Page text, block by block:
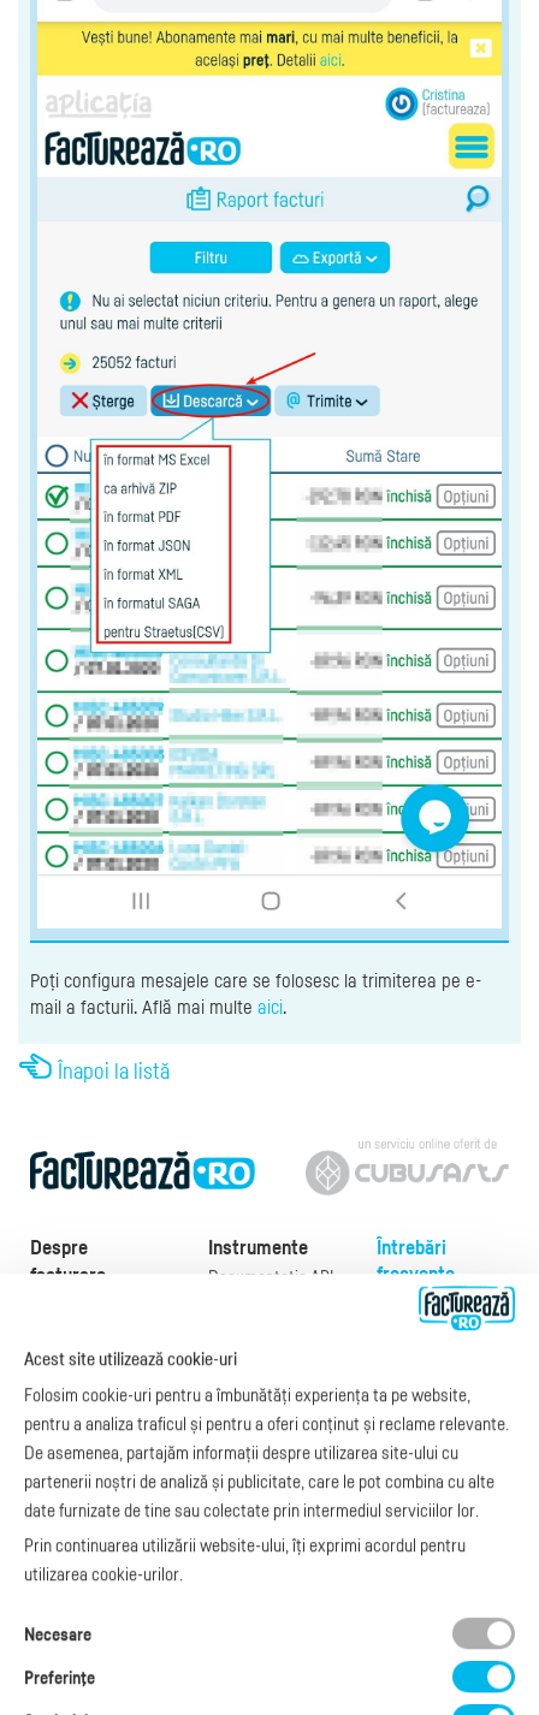
Poți configura mesajele care se folosesc la trimiterea pe e-
mail a facturii. Află mai multe aici.
Înapoi la listă
Despre
facturare
Exemple de facturi
Model factură
Manual de
facturare
Legislaţie facturi
Facturare online
blog.factureaza.ro
Instrumente
Documentație API
e-Factura B2C
API e-Factura
e-Transport
Integrare Stripe
Integrare
SmartFintech
Integrare PrestaShop
Întrebări
frecvente
Despre noi
ajutor?
L-V: 09:00 - 17:00
0368 409 233
Acest site utilizează cookie-uri
Folosim cookie-uri pentru a îmbunătăți experiența ta pe website,
pentru a analiza traficul și pentru a oferi conținut și reclame relevante.
De asemenea, partajăm informații despre utilizarea site-ului cu
partenerii noștri de analiză și publicitate, care le pot combina cu alte
date furnizate de tine sau colectate prin intermediul serviciilor lor.
Prin continuarea utilizării website-ului, îți exprimi acordul pentru
utilizarea cookie-urilor.
Necesare
Preferinţe